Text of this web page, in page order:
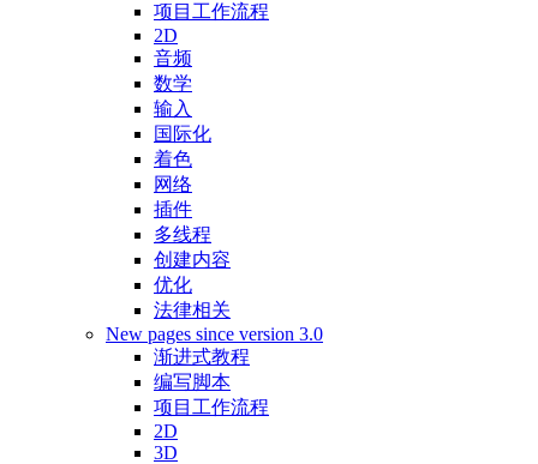
项目工作流程
2D
音频
数学
输入
国际化
着色
网络
插件
多线程
创建内容
优化
法律相关
New pages since version 3.0
渐进式教程
编写脚本
项目工作流程
2D
3D